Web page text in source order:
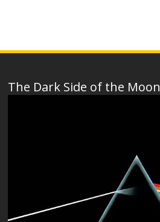
The Dark Side of the Moon